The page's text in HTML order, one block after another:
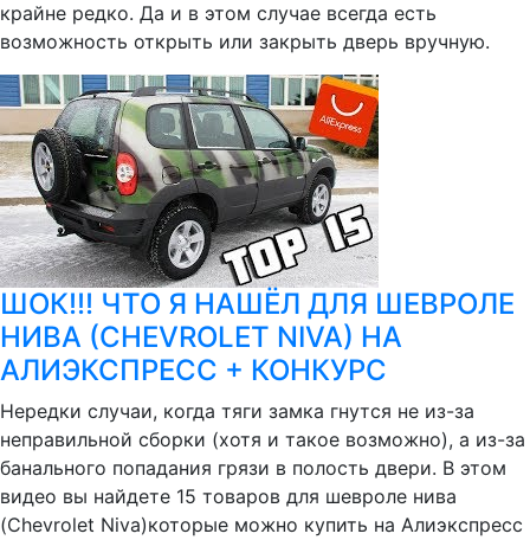
крайне редко. Да и в этом случае всегда есть
возможность открыть или закрыть дверь вручную.
ШОК!!! ЧТО Я НАШЁЛ ДЛЯ ШЕВРОЛЕ
НИВА (CHEVROLET NIVA) НА
АЛИЭКСПРЕСС + КОНКУРС
Нередки случаи, когда тяги замка гнутся не из-за
неправильной сборки (хотя и такое возможно), а из-за
банального попадания грязи в полость двери. В этом
видео вы найдете 15 товаров для шевроле нива
(Chevrolet Niva)которые можно купить на Алиэкспресс